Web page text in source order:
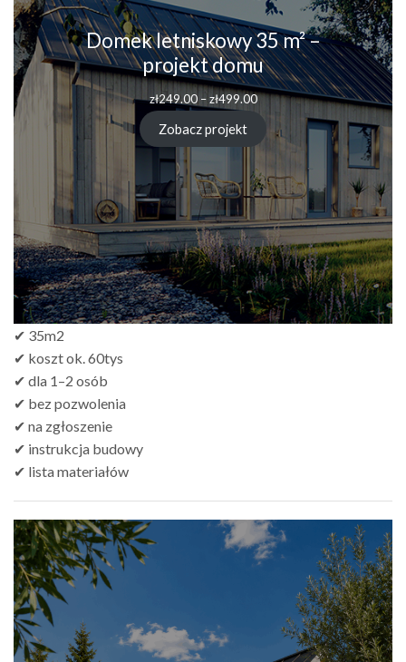
Domek letniskowy 35 m² –
projekt domu
zł249.00 – zł499.00Zakres
zł249.00
zł499.00
Zobacz projekt
✔ 35m2
✔ koszt ok. 60tys
✔ dla 1–2 osób
✔ bez pozwolenia
✔ na zgłoszenie
✔ instrukcja budowy
✔ lista materiałów